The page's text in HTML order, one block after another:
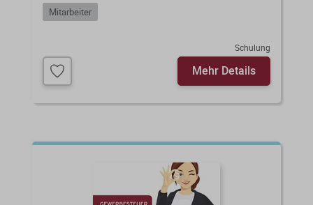
Mitarbeiter
Schulung
Mehr Details